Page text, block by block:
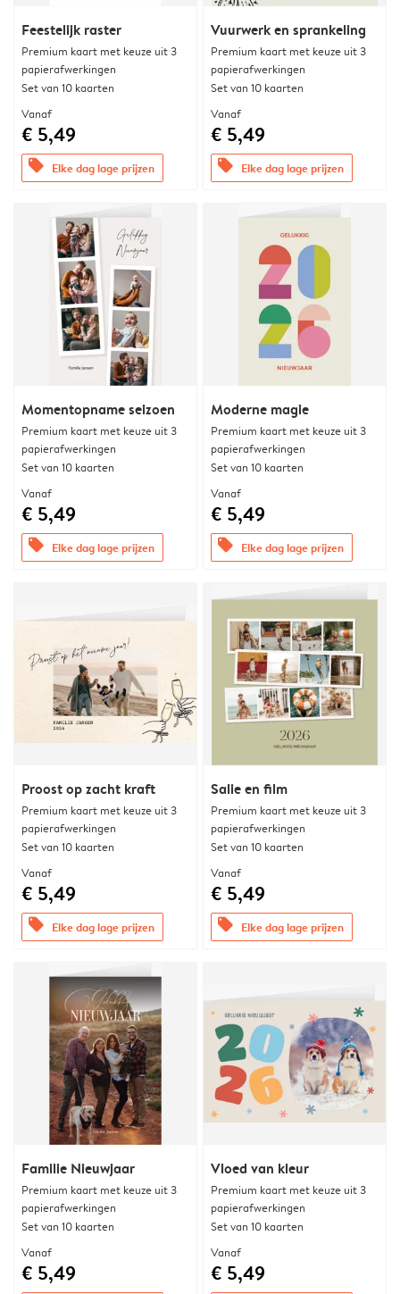
Feestelijk raster
Premium kaart met keuze uit 3
papierafwerkingen
Set van 10 kaarten
Vanaf
€ 5,49
offers Elke dag lage prijzen
Vuurwerk en sprankeling
Premium kaart met keuze uit 3
papierafwerkingen
Set van 10 kaarten
Vanaf
€ 5,49
offers Elke dag lage prijzen
Momentopname seizoen
Premium kaart met keuze uit 3
papierafwerkingen
Set van 10 kaarten
Vanaf
€ 5,49
offers Elke dag lage prijzen
Moderne magie
Premium kaart met keuze uit 3
papierafwerkingen
Set van 10 kaarten
Vanaf
€ 5,49
offers Elke dag lage prijzen
Proost op zacht kraft
Premium kaart met keuze uit 3
papierafwerkingen
Set van 10 kaarten
Vanaf
€ 5,49
offers Elke dag lage prijzen
Salie en film
Premium kaart met keuze uit 3
papierafwerkingen
Set van 10 kaarten
Vanaf
€ 5,49
offers Elke dag lage prijzen
Familie Nieuwjaar
Premium kaart met keuze uit 3
papierafwerkingen
Set van 10 kaarten
Vanaf
€ 5,49
Vloed van kleur
Premium kaart met keuze uit 3
papierafwerkingen
Set van 10 kaarten
Vanaf
€ 5,49